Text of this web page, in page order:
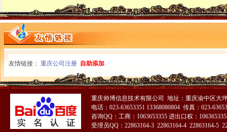
友情链接： 重庆公司注册 自助添加
重庆帅博信息技术有限公司 地址：重庆渝中区大
电话：023-63653351 13368080804 传真：023-
咨询QQ：工商：1063653355 进出口权：
受理员QQ：22863164-3 22863164-4 22863164-5